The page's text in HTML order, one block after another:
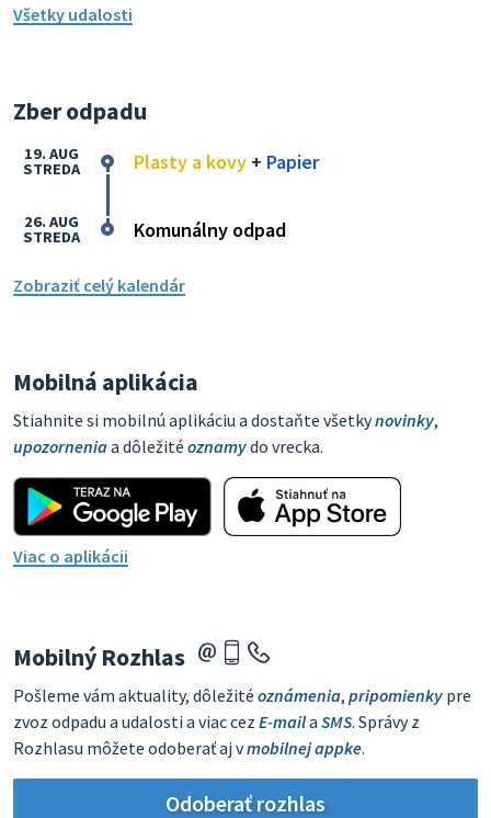
Všetky udalosti
Zber odpadu
Plasty a kovy + Papier
19. AUG
STREDA
Komunálny odpad
26. AUG
STREDA
Zobraziť celý kalendár
Mobilná aplikácia
Stiahnite si mobilnú aplikáciu a dostaňte všetkynovinky,
upozorneniaa dôležité oznamydo vrecka.
Viac o aplikácii
Mobilný Rozhlas
Pošleme vám aktuality, dôležité oznámenia, pripomienky pre
zvoz odpadu a udalosti a viac cez E-maila SMS. Správy z
Rozhlasu môžete odoberať aj vmobilnej appke.
Odoberať rozhlas